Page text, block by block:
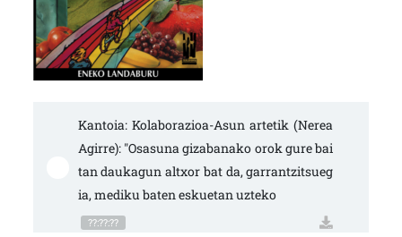
Kantoia: Kolaborazioa-Asun artetik (Nerea
Agirre): "Osasuna gizabanako orok gure bai
tan daukagun altxor bat da, garrantzitsueg
ia, mediku baten eskuetan uzteko
??:??:??